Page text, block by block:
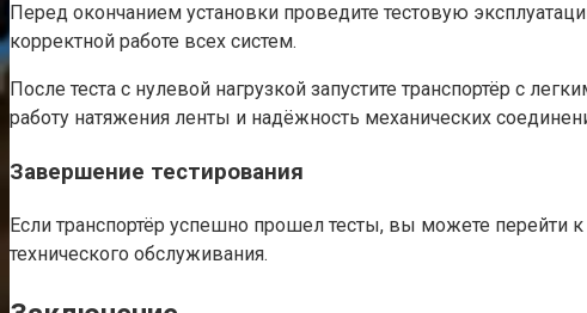
Перед окончанием установки проведите тестовую
корректной работе всех систем.
После теста с нулевой нагрузкой запустите транспортёр с
работу натяжения ленты и надёжность механических
Завершение тестирования
Если транспортёр успешно прошел тесты, вы можете перейти
технического обслуживания.